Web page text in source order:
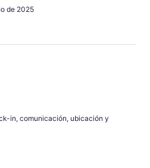
de 2025
in, comunicación, ubicación y